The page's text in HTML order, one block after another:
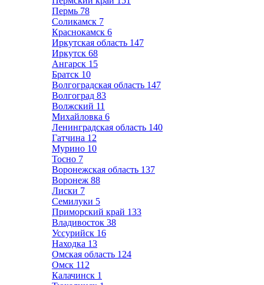
Пермь 78
Соликамск 7
Краснокамск 6
Иркутская область 147
Иркутск 68
Ангарск 15
Братск 10
Волгоградская область 147
Волгоград 83
Волжский 11
Михайловка 6
Ленинградская область 140
Гатчина 12
Мурино 10
Тосно 7
Воронежская область 137
Воронеж 88
Лиски 7
Семилуки 5
Приморский край 133
Владивосток 38
Уссурийск 16
Находка 13
Омская область 124
Омск 112
Калачинск 1